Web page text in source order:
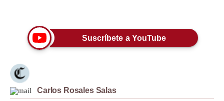
Viajes
Estilos
Mundo
Suscríbete a YouTube
Carlos Rosales Salas